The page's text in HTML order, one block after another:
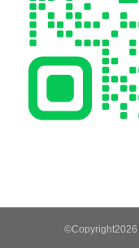
©Copyright2026